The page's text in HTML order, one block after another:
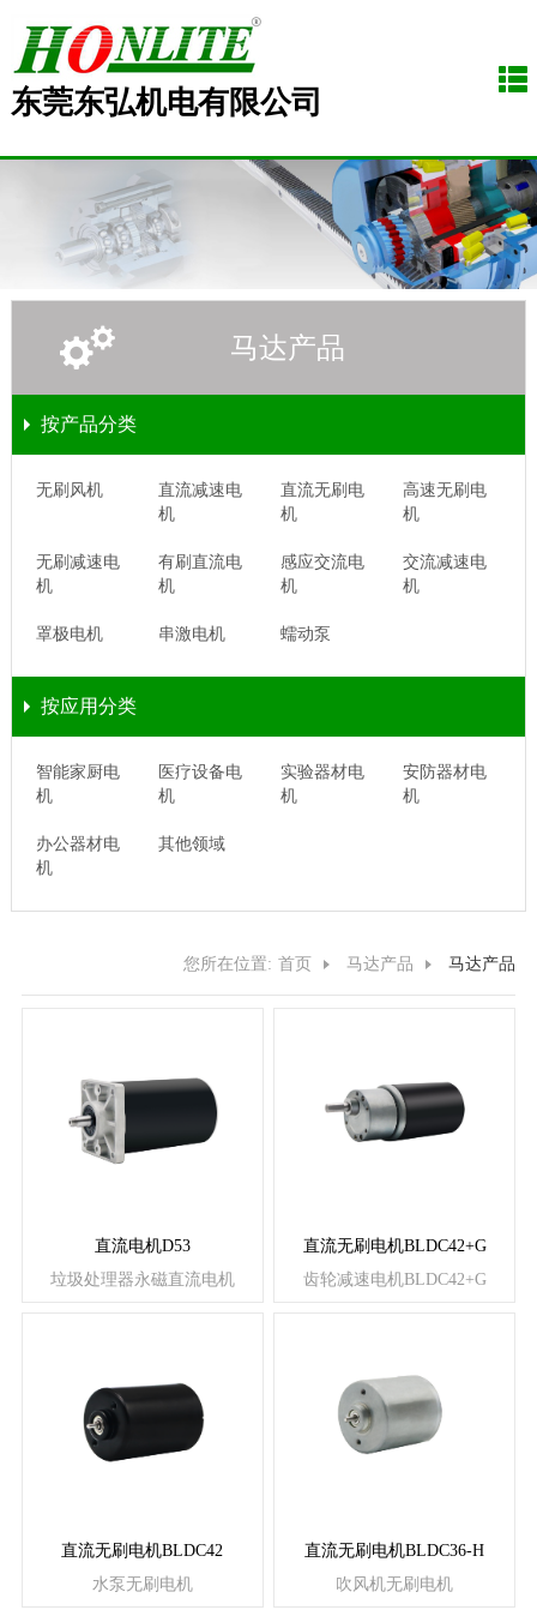
东莞东弘机电有限公司
马达产品
按产品分类
无刷风机
直流减速电
机
直流无刷电
机
高速无刷电
机
无刷减速电
机
有刷直流电
机
感应交流电
机
交流减速电
机
罩极电机 串激电机 蠕动泵
按应用分类
智能家厨电
机
医疗设备电
机
实验器材电
机
安防器材电
机
办公器材电
机
其他领域
您所在位置: 首页 马达产品 马达产品
直流电机D53
垃圾处理器永磁直流电机
直流无刷电机BLDC42+G
齿轮减速电机BLDC42+G
直流无刷电机BLDC42
水泵无刷电机
直流无刷电机BLDC36-H
吹风机无刷电机